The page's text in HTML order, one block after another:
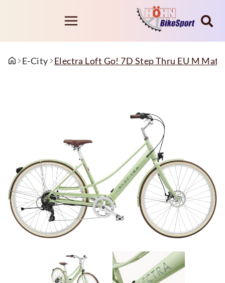
E-City Electra Loft Go! 7D Step Thru EU M